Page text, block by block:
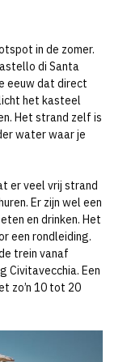
in de zomer.
di Santa
eeuw dat direct
het kasteel
Het strand zelf is
water waar je
er veel vrij strand
Er zijn wel een
en drinken. Het
een rondleiding.
trein vanaf
Civitavecchia. Een
zo’n 10 tot 20